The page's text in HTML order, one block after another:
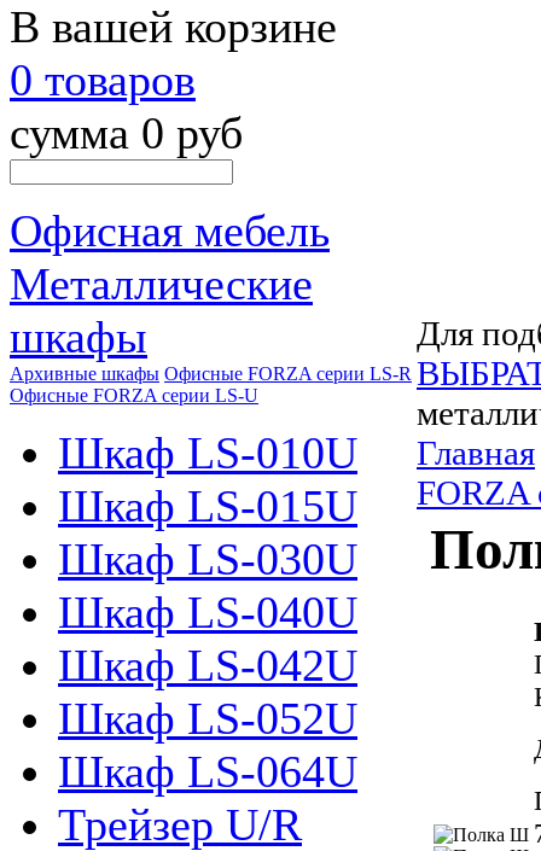
В вашей корзине
0 товаров
сумма 0 руб
Офисная мебель
Металлические
шкафы
Архивные шкафы Офисные FORZA серии LS-R
Офисные FORZA серии LS-U
Шкаф LS-010U
Шкаф LS-015U
Шкаф LS-030U
Шкаф LS-040U
Шкаф LS-042U
Шкаф LS-052U
Шкаф LS-064U
Трейзер U/R
Для
Главная
FORZA